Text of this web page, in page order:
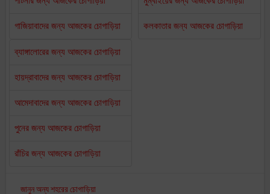
গাজিয়াবাদের জন্য আজকের চোগাড়িয়া কলকাতার জন্য আজকের চোগাড়িয়া
ব্যাঙ্গালোরের জন্য আজকের চোগাড়িয়া
হায়দ্রাবাদের জন্য আজকের চোগাড়িয়া
আমেদাবাদের জন্য আজকের চোগাড়িয়া
পুনের জন্য আজকের চোগাড়িয়া
রাঁচির জন্য আজকের চোগাড়িয়া
জানুন অন্য শহরের চোগাড়িয়া